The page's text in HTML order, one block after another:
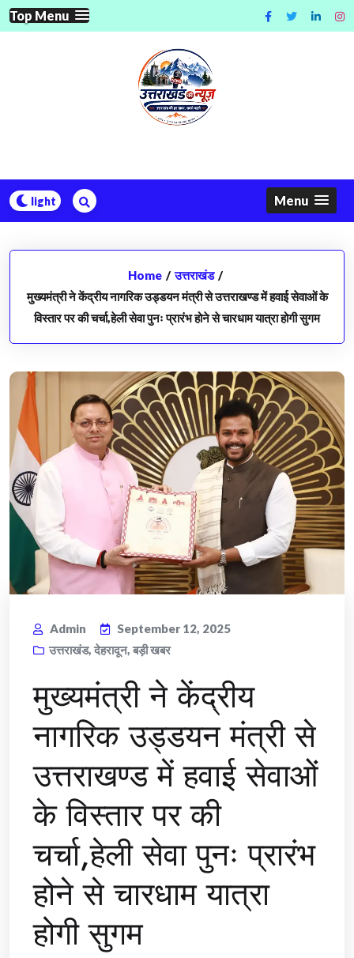
Skip
to
Top Menu
Menu
Home / उत्तराखंड /
मुख्यमंत्री ने केंद्रीय नागरिक उड्डयन मंत्री से उत्तराखण्ड में हवाई सेवाओं के
विस्तार पर की चर्चा,हेली सेवा पुनः प्रारंभ होने से चारधाम यात्रा होगी सुगम
Admin
September 12, 2025
उत्तराखंड, देहरादून, बड़ी खबर
मुख्यमंत्री ने केंद्रीय
नागरिक उड्डयन मंत्री से
उत्तराखण्ड में हवाई सेवाओं
के विस्तार पर की
चर्चा,हेली सेवा पुनः प्रारंभ
होने से चारधाम यात्रा
होगी सुगम